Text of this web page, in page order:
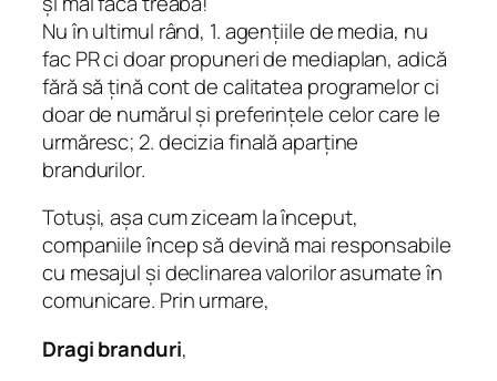
Nu în ultimul rând, 1. agențiile de media, nu
fac PR ci doar propuneri de mediaplan, adică
fără să țină cont de calitatea programelor ci
doar de numărul și preferințele celor care le
urmăresc; 2. decizia finală aparține
brandurilor.
Totuși, așa cum ziceam la început,
companiile încep să devină mai responsabile
cu mesajul și declinarea valorilor asumate în
comunicare. Prin urmare,
Dragi branduri,